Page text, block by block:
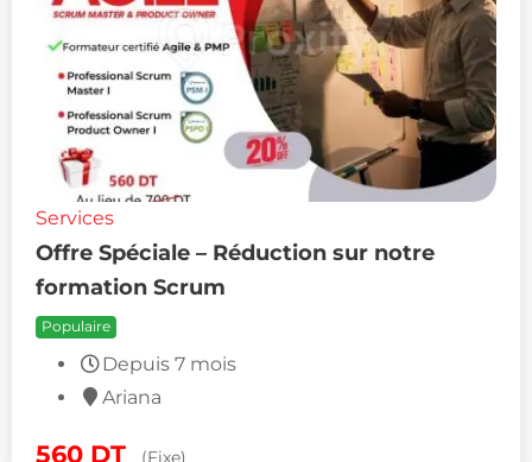
Services
Offre Spéciale – Réduction sur notre
formation Scrum
Populaire
Depuis 7 mois
Ariana
560 DT (Fixe)